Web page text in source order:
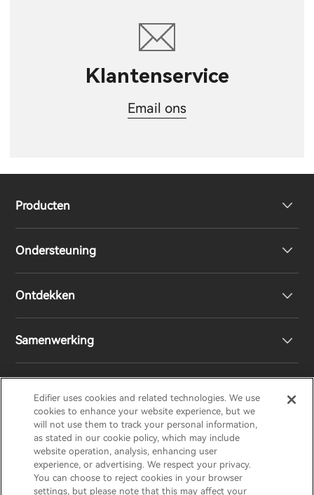
Klantenservice
Email ons
Producten
Volledig draadloze oordopjes
Boekenplank luidsprekers
Draadloze luidsprekers
Ondersteuning
EU-conformiteitsverklaring
Neem contact met ons op
Ontdekken
Sociale verantwoordelijkheden
Ons verhaal
Pers
Samenwerking
Regionale distributeurs
Word distributeur
EDIFIERAIRPULSESTAXHECATE
Netherlands / Nederlands
Edifier uses cookies and related technologies. We use
cookies to enhance your website experience, but we
will not use them to track your personal information,
as stated in our cookie policy, which may include
website operation, analysis, enhancing user
experience, or advertising. We respect your privacy.
You can choose to reject cookies in your browser
settings, but please note that this may affect your